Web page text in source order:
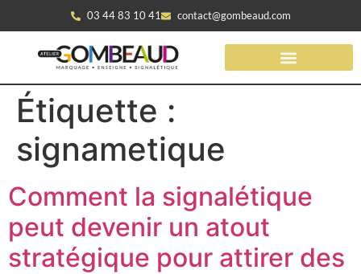
03 44 83 10 41 contact@gombeaud.com
Étiquette :
signametique
Comment la signalétique
peut devenir un atout
stratégique pour attirer des